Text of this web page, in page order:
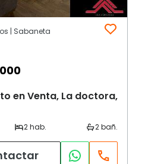
| Sabaneta
en Venta, La doctora,